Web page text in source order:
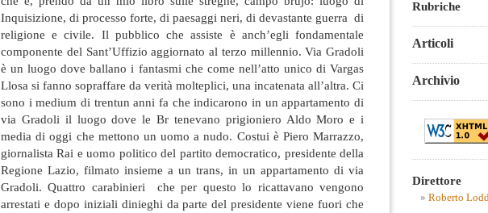
Inquisizione, di processo forte, di paesaggi neri, di devastante guerra di
religione e civile. Il pubblico che assiste è anch’egli fondamentale
componente del Sant’Uffizio aggiornato al terzo millennio. Via Gradoli
è un luogo dove ballano i fantasmi che come nell’atto unico di Vargas
Llosa si fanno sopraffare da verità molteplici, una incatenata all’altra. Ci
sono i medium di trentun anni fa che indicarono in un appartamento di
via Gradoli il luogo dove le Br tenevano prigioniero Aldo Moro e i
media di oggi che mettono un uomo a nudo. Costui è Piero Marrazzo,
giornalista Rai e uomo politico del partito democratico, presidente della
Regione Lazio, filmato insieme a un trans, in un appartamento di via
Gradoli. Quattro carabinieri che per questo lo ricattavano vengono
arrestati e dopo iniziali dinieghi da parte del presidente viene fuori che
Rubriche
Articoli
Archivio
Direttore
Roberto